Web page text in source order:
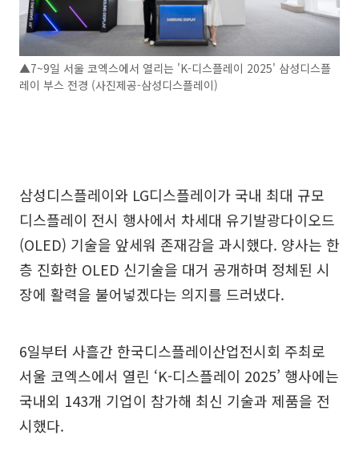
▲7~9일 서울 코엑스에서 열리는 'K-디스플레이 2025' 삼성디스플
레이 부스 전경 (사진제공-삼성디스플레이)
삼성디스플레이와 LG디스플레이가 국내 최대 규모
디스플레이 전시 행사에서 차세대 유기발광다이오드
(OLED) 기술을 앞세워 존재감을 과시했다. 양사는 한
층 진화한 OLED 신기술을 대거 공개하며 정체된 시
장에 활력을 불어넣겠다는 의지를 드러냈다.
6일부터 사흘간 한국디스플레이산업전시회 주최로
서울 코엑스에서 열린 ‘K-디스플레이 2025’ 행사에는
국내외 143개 기업이 참가해 최신 기술과 제품을 전
시했다.